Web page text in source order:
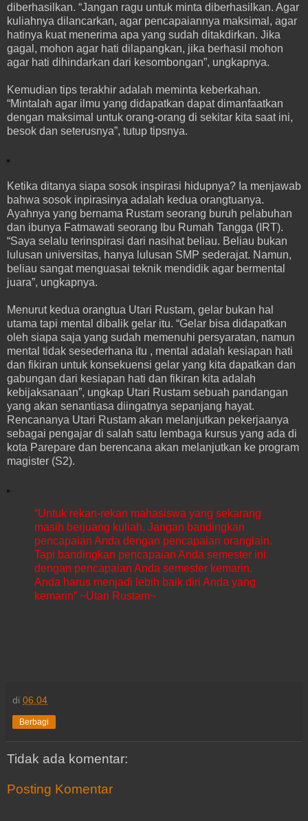
diberhasilkan. “Jangan ragu untuk minta diberhasilkan. Agar
kuliahnya dilancarkan, agar pencapaiannya maksimal, agar
hatinya kuat menerima apa yang sudah ditakdirkan. Jika
gagal, mohon agar hati dilapangkan, jika berhasil mohon
agar hati dihindarkan dari kesombongan”, ungkapnya.
Kemudian tips terakhir adalah meminta keberkahan.
“Mintalah agar ilmu yang didapatkan dapat dimanfaatkan
dengan maksimal untuk orang-orang di sekitar kita saat ini,
besok dan seterusnya”, tutup tipsnya.
Ketika ditanya siapa sosok inspirasi hidupnya? Ia menjawab
bahwa sosok inpirasinya adalah kedua orangtuanya.
Ayahnya yang bernama Rustam seorang buruh pelabuhan
dan ibunya Fatmawati seorang Ibu Rumah Tangga (IRT).
“Saya selalu terinspirasi dari nasihat beliau. Beliau bukan
lulusan universitas, hanya lulusan SMP sederajat. Namun,
beliau sangat menguasai teknik mendidik agar bermental
juara”, ungkapnya.
Menurut kedua orangtua Utari Rustam, gelar bukan hal
utama tapi mental dibalik gelar itu. “Gelar bisa didapatkan
oleh siapa saja yang sudah memenuhi persyaratan, namun
mental tidak sesederhana itu , mental adalah kesiapan hati
dan fikiran untuk konsekuensi gelar yang kita dapatkan dan
gabungan dari kesiapan hati dan fikiran kita adalah
kebijaksanaan”, ungkap Utari Rustam sebuah pandangan
yang akan senantiasa diingatnya sepanjang hayat.
Rencananya Utari Rustam akan melanjutkan pekerjaanya
sebagai pengajar di salah satu lembaga kursus yang ada di
kota Parepare dan berencana akan melanjutkan ke program
magister (S2).
“Untuk rekan-rekan mahasiswa yang sekarang
masih berjuang kuliah. Jangan bandingkan
pencapaian Anda dengan pencapaian oranglain.
Tapi bandingkan pencapaian Anda semester ini
dengan pencapaian Anda semester kemarin.
Anda harus menjadi lebih baik diri Anda yang
kemarin” ~Utari Rustam~
di 06.04
Berbagi
Tidak ada komentar:
Posting Komentar